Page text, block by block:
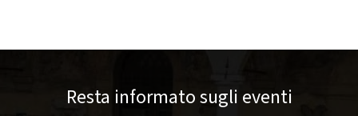
Resta informato sugli eventi